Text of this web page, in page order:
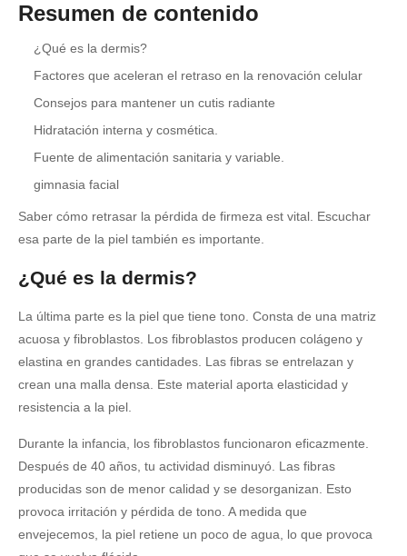
Resumen de contenido
¿Qué es la dermis?
Factores que aceleran el retraso en la renovación celular
Consejos para mantener un cutis radiante
Hidratación interna y cosmética.
Fuente de alimentación sanitaria y variable.
gimnasia facial
Saber cómo retrasar la pérdida de firmeza est vital. Escuchar
esa parte de la piel también es importante.
¿Qué es la dermis?
La última parte es la piel que tiene tono. Consta de una matriz
acuosa y fibroblastos. Los fibroblastos producen colágeno y
elastina en grandes cantidades. Las fibras se entrelazan y
crean una malla densa. Este material aporta elasticidad y
resistencia a la piel.
Durante la infancia, los fibroblastos funcionaron eficazmente.
Después de 40 años, tu actividad disminuyó. Las fibras
producidas son de menor calidad y se desorganizan. Esto
provoca irritación y pérdida de tono. A medida que
envejecemos, la piel retiene un poco de agua, lo que provoca